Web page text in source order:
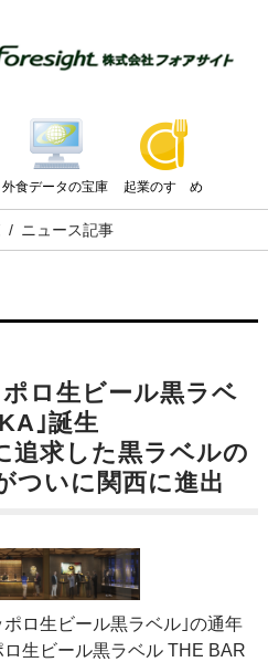
外食データの宝庫 起業のすゝめ
ニュース記事
ロ生ビール黒ラベ
｣誕生
追求した黒ラベルの
ついに関西に進出
ロ生ビール黒ラベル｣の通年
生ビール黒ラベル THE BAR